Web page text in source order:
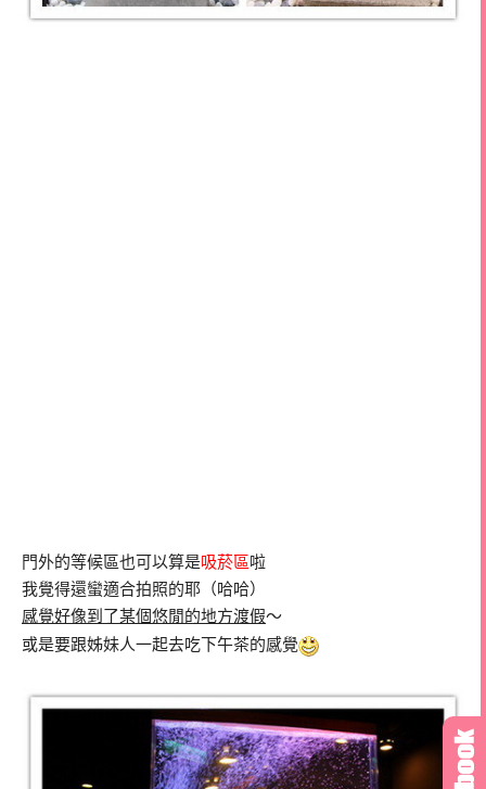
門外的等候區也可以算是吸菸區啦
我覺得還蠻適合拍照的耶（哈哈）
感覺好像到了某個悠閒的地方渡假～
或是要跟姊妹人一起去吃下午茶的感覺